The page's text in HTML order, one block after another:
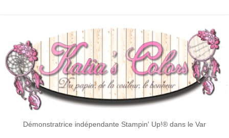
Démonstratrice indépendante Stampin' Up!® dans le Var